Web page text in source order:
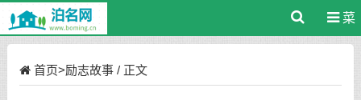
菜
首页>励志故事/ 正文